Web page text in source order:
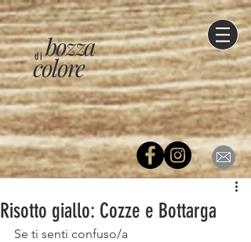
di
colore
bozza
Risotto giallo: Cozze e Bottarga
Se ti senti confuso/a